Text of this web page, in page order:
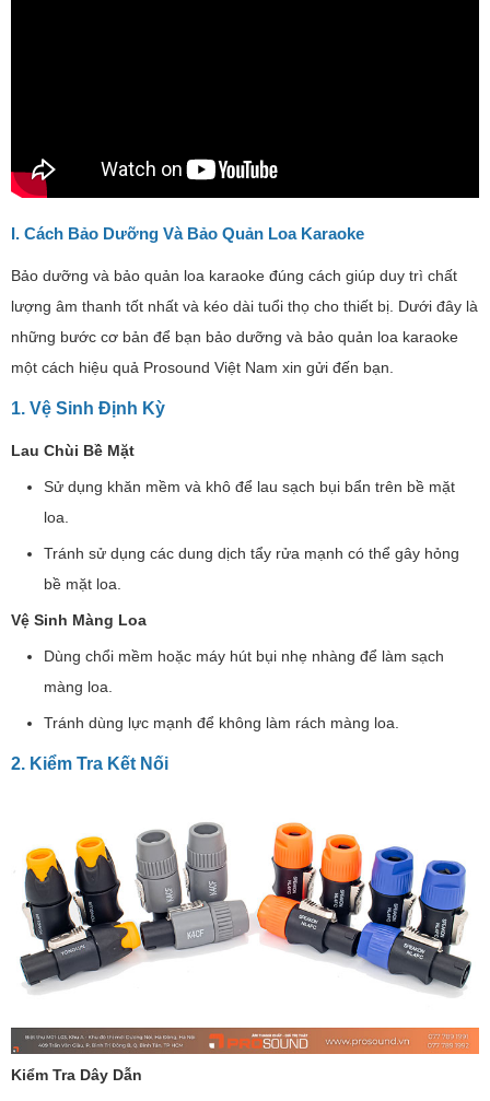
I. Cách Bảo Dưỡng Và Bảo Quản Loa Karaoke
Bảo dưỡng và bảo quản loa karaoke đúng cách giúp duy trì chất
lượng âm thanh tốt nhất và kéo dài tuổi thọ cho thiết bị. Dưới đây là
những bước cơ bản để bạn bảo dưỡng và bảo quản loa karaoke
một cách hiệu quả Prosound Việt Nam xin gửi đến bạn.
1. Vệ Sinh Định Kỳ
Lau Chùi Bề Mặt
Sử dụng khăn mềm và khô để lau sạch bụi bẩn trên bề mặt
loa.
Tránh sử dụng các dung dịch tẩy rửa mạnh có thể gây hỏng
bề mặt loa.
Vệ Sinh Màng Loa
Dùng chổi mềm hoặc máy hút bụi nhẹ nhàng để làm sạch
màng loa.
Tránh dùng lực mạnh để không làm rách màng loa.
2. Kiểm Tra Kết Nối
Kiểm Tra Dây Dẫn